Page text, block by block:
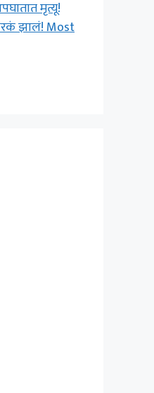
मृत्यू!
झालं! Most